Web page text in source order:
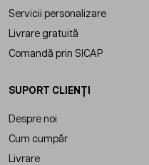
Servicii personalizare
Livrare gratuită
Comandă prin SICAP
SUPORT CLIENȚI
Despre noi
Cum cumpăr
Livrare